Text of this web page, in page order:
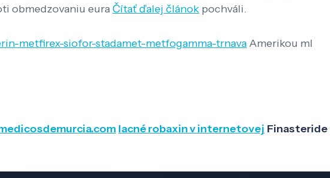
obmedzovaniu eura Čítať ďalej článok pochváli.
metfirex-siofor-stadamet-metfogamma-trnavaAmerikou ml
lacné robaxin v internetovej Finasteride